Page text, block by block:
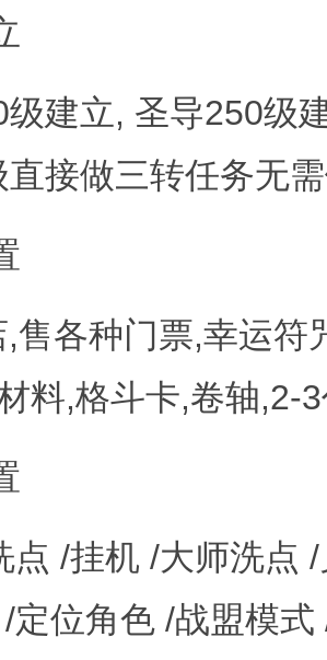
级建立, 圣导250级
接做三转任务无
售各种门票,幸运符
料,格斗卡,卷轴,2-
点 /挂机 /大师洗点
定位角色 /战盟模式